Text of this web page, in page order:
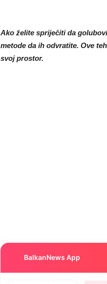
Ako želite spriječiti da
metode da ih odvratite. Ove
svoj prostor.
BalkanNews App